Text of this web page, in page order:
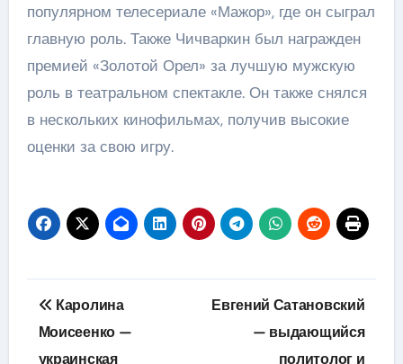
популярном телесериале «Мажор», где он сыграл
главную роль. Также Чичваркин был награжден
премией «Золотой Орел» за лучшую мужскую
роль в театральном спектакле. Он также снялся
в нескольких кинофильмах, получив высокие
оценки за свою игру.
Навигация
по
Каролина
Моисеенко —
украинская
Евгений Сатановский
— выдающийся
политолог и